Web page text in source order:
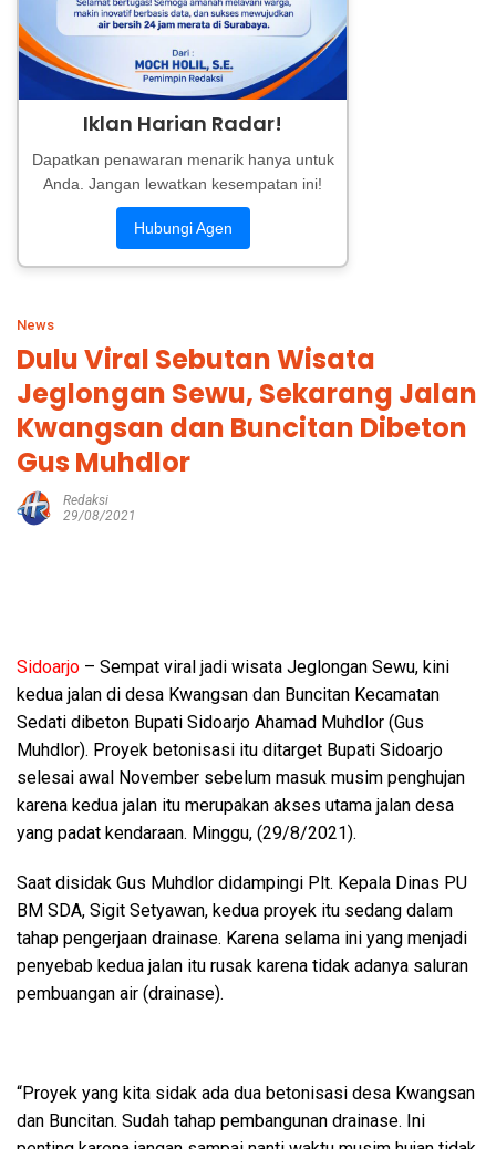
Iklan Harian Radar!
Dapatkan penawaran menarik hanya untuk
Anda. Jangan lewatkan kesempatan ini!
Hubungi Agen
News
Dulu Viral Sebutan Wisata
Jeglongan Sewu, Sekarang Jalan
Kwangsan dan Buncitan Dibeton
Gus Muhdlor
Redaksi
29/08/2021
Sidoarjo – Sempat viral jadi wisata Jeglongan Sewu, kini
kedua jalan di desa Kwangsan dan Buncitan Kecamatan
Sedati dibeton Bupati Sidoarjo Ahamad Muhdlor (Gus
Muhdlor). Proyek betonisasi itu ditarget Bupati Sidoarjo
selesai awal November sebelum masuk musim penghujan
karena kedua jalan itu merupakan akses utama jalan desa
yang padat kendaraan. Minggu, (29/8/2021).
Saat disidak Gus Muhdlor didampingi Plt. Kepala Dinas PU
BM SDA, Sigit Setyawan, kedua proyek itu sedang dalam
tahap pengerjaan drainase. Karena selama ini yang menjadi
penyebab kedua jalan itu rusak karena tidak adanya saluran
pembuangan air (drainase).
“Proyek yang kita sidak ada dua betonisasi desa Kwangsan
dan Buncitan. Sudah tahap pembangunan drainase. Ini